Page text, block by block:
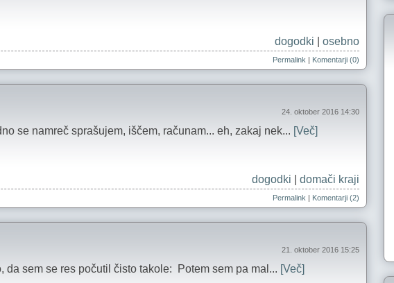
dogodki osebno
Permalink | Komentarji (0)
24. oktober 2016 14:30
se namreč sprašujem, iščem, računam... eh, zakaj nek... [Več]
dogodki domači kraji
Permalink | Komentarji (2)
21. oktober 2016 15:25
da sem se res počutil čisto takole: Potem sem pa mal... [Več]